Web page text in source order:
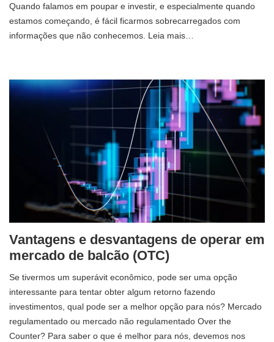
Quando falamos em poupar e investir, e especialmente quando
estamos começando, é fácil ficarmos sobrecarregados com
informações que não conhecemos. Leia mais…
Vantagens e desvantagens de operar em
mercado de balcão (OTC)
Se tivermos um superávit econômico, pode ser uma opção
interessante para tentar obter algum retorno fazendo
investimentos, qual pode ser a melhor opção para nós? Mercado
regulamentado ou mercado não regulamentado Over the
Counter? Para saber o que é melhor para nós, devemos nos